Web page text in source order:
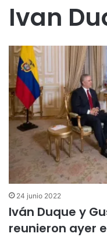
Ivan
24 junio 2022
Iván Duque y
reunieron ayer